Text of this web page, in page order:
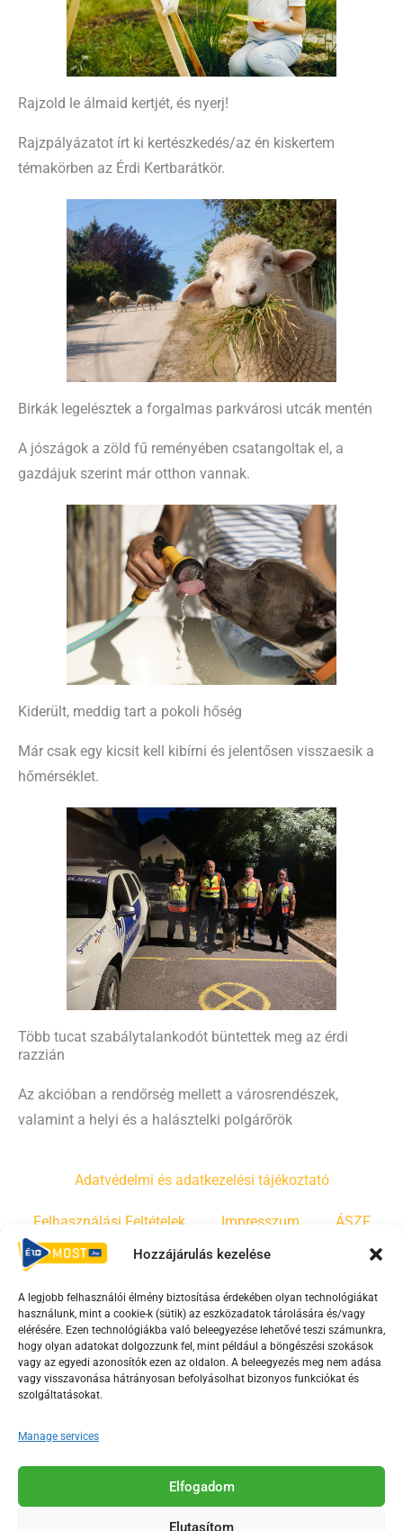
Hozzájárulás kezelése
A legjobb felhasználói élmény biztosítása érdekében olyan technológiákat
használunk, mint a cookie-k (sütik) az eszközadatok tárolására és/vagy
elérésére. Ezen technológiákba való beleegyezése lehetővé teszi számunkra,
hogy olyan adatokat dolgozzunk fel, mint például a böngészési szokások
vagy az egyedi azonosítók ezen az oldalon. A beleegyezés meg nem adása
vagy visszavonása hátrányosan befolyásolhat bizonyos funkciókat és
szolgáltatásokat.
Manage services
Elfogadom
Elutasítom
Rajzold le álmaid kertjét, és nyerj!
Rajzpályázatot írt ki kertészkedés/az én kiskertem
témakörben az Érdi Kertbarátkör.
Birkák legelésztek a forgalmas parkvárosi utcák mentén
A jószágok a zöld fű reményében csatangoltak el, a
gazdájuk szerint már otthon vannak.
Kiderült, meddig tart a pokoli hőség
Már csak egy kicsit kell kibírni és jelentősen visszaesik a
hőmérséklet.
Több tucat szabálytalankodót büntettek meg az érdi
razzián
Az akcióban a rendőrség mellett a városrendészek,
valamint a helyi és a halásztelki polgárőrök
Adatvédelmi és adatkezelési tájékoztató
Felhasználási Feltételek Impresszum ÁSZF
Irányelvek Moderálási szabályzat
F
a
c
e
o
o
-
Y
o
u
t
b
e
s
T
i
k
Az Érd Média médiaszolgáltatási tevékenységét a
Médiatanács a Magyar Média Mecenatúra program